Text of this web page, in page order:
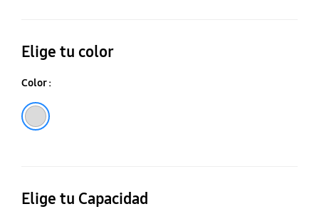
Elige tu color
Color :
Elige tu Capacidad